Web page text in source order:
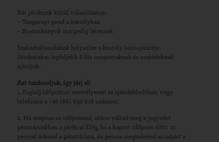
Két játékunk közül választhatsz:
– Tengernyi gond a kastélyban
– Boszorkányok márpedig léteznek
Szabadulószobáink helyszíne a kastély borospincéje.
Játékainkat legfeljebb 6 fős csoportoknak és családoknak
ajánljuk.
Azt tanácsoljuk, így járj el!
1. Foglalj időpontot személyesen az ajándékboltban, vagy
telefonon a +36 (66) 650-218 számon!
2. Ha megvan az időpontod, akkor váltsd meg a jegyedet
pénztárunkban a játékra! Elég, ha a kapott időpont előtt 10
perccel érkezel a pénztárhoz, de persze megteheted mindjárt a